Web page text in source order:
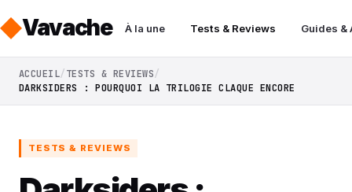
Vavache À la une Tests & Reviews Guides &
ACCUEIL TESTS & REVIEWS
DARKSIDERS : POURQUOI LA TRILOGIE CLAQUE ENCORE
TESTS & REVIEWS